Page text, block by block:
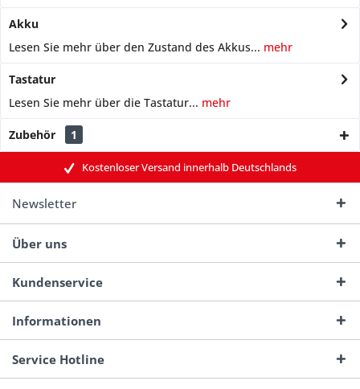
Akku
Lesen Sie mehr über den Zustand des Akkus... mehr
Tastatur
Lesen Sie mehr über die Tastatur... mehr
Zubehör 1
Kostenloser Versand innerhalb Deutschlands
Newsletter
Über uns
Kundenservice
Informationen
Service Hotline